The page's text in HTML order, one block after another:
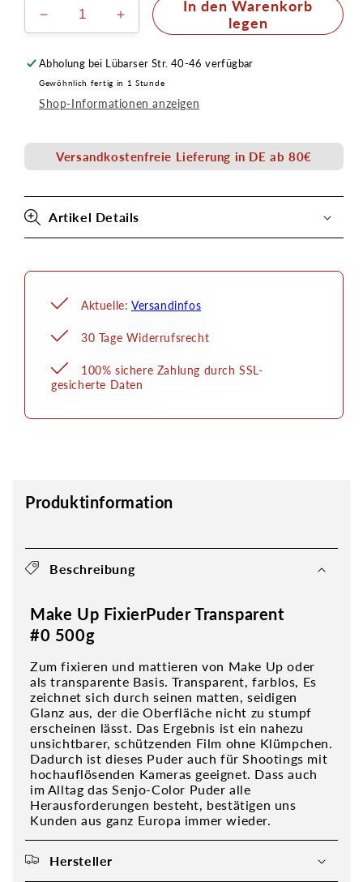
Verringere
die
Menge
für
Fixierpuder
/
500g
von
Senjo
Erhöhe
die
Menge
für
Fixierpuder
/
500g
von
Senjo
In den Warenkorb
legen
Abholung bei Lübarser Str. 40-46 verfügbar
Gewöhnlich fertig in 1 Stunde
Shop-Informationen anzeigen
Versandkostenfreie Lieferung in DE ab 80€
Artikel Details
Aktuelle: Versandinfos
30 Tage Widerrufsrecht
100% sichere Zahlung durch SSL-
gesicherte Daten
Produktinformation
Beschreibung
Make Up FixierPuder Transparent
#0 500g
Zum fixieren und mattieren von Make Up oder
als transparente Basis. Transparent, farblos, Es
zeichnet sich durch seinen matten, seidigen
Glanz aus, der die Oberfläche nicht zu stumpf
erscheinen lässt. Das Ergebnis ist ein nahezu
unsichtbarer, schützenden Film ohne Klümpchen.
Dadurch ist dieses Puder auch für Shootings mit
hochauflösenden Kameras geeignet. Dass auch
im Alltag das Senjo-Color Puder alle
Herausforderungen besteht, bestätigen uns
Kunden aus ganz Europa immer wieder.
Hersteller